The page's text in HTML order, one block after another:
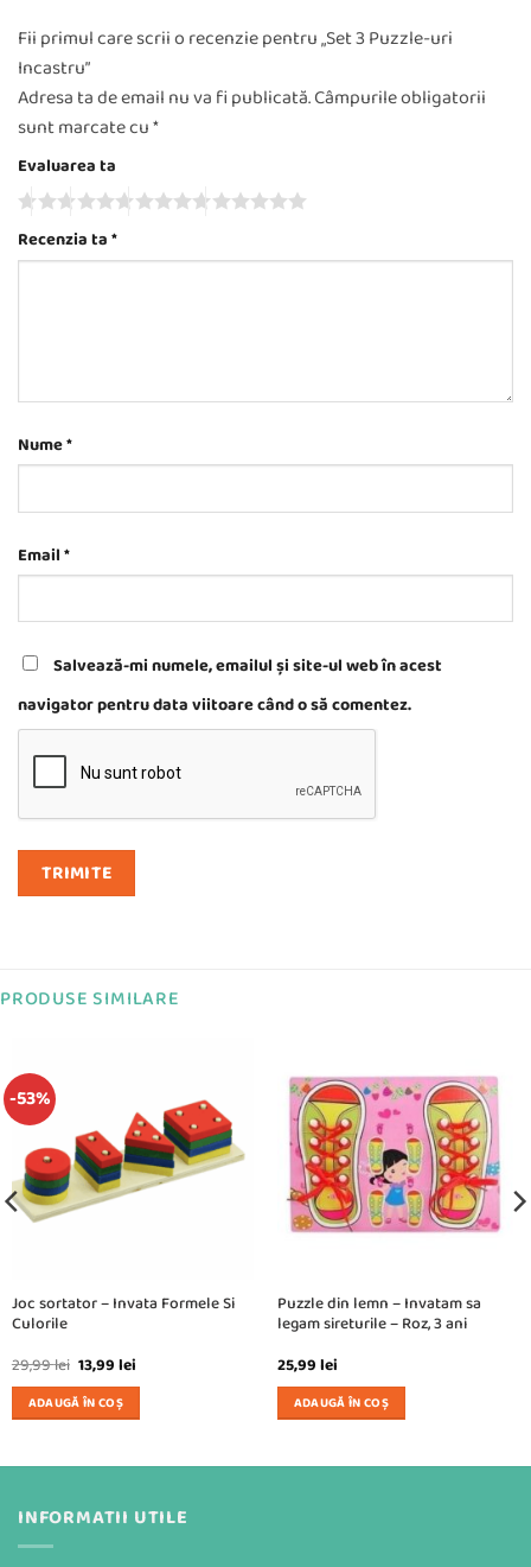
Fii primul care scrii o recenzie pentru „Set 3 Puzzle-uri
Incastru”
Adresa ta de email nu va fi publicată.Câmpurile obligatorii
sunt marcate cu*
Evaluarea ta
Recenzia ta*
Nume*
Email*
Salvează-mi numele, emailul și site-ul web în acest
navigator pentru data viitoare când o să comentez.
PRODUSE SIMILARE
-53%
Joc sortator – Invata Formele Si
Culorile
29,99lei Prețul
inițial
a
fost:
29,99 lei.
13,99leiPrețul
este:
ADAUGĂ ÎN COȘ
Puzzle din lemn – Invatam sa
legam sireturile – Roz, 3 ani
25,99lei
ADAUGĂ ÎN COȘ
INFORMATII UTILE